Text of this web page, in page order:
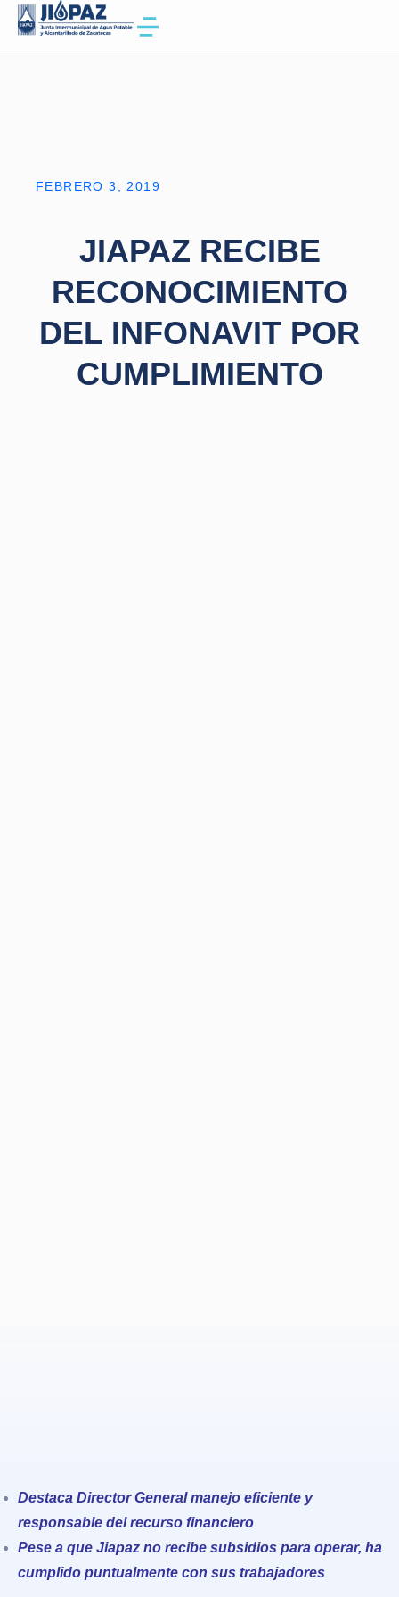
FEBRERO 3, 2019
JIAPAZ RECIBE
RECONOCIMIENTO
DEL INFONAVIT POR
CUMPLIMIENTO
Destaca Director General manejo eficiente y
responsable del recurso financiero
Pese a que Jiapaz no recibe subsidios para operar, ha
cumplido puntualmente con sus trabajadores